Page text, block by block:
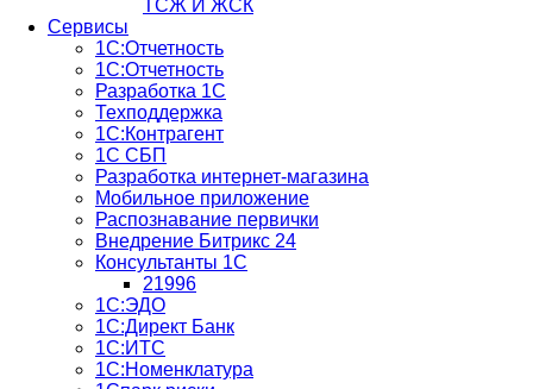
ТСЖ И ЖСК
Сервисы
1С:Отчетность
1С:Отчетность
Разработка 1С
Техподдержка
1С:Контрагент
1С СБП
Разработка интернет-магазина
Мобильное приложение
Распознавание первички
Внедрение Битрикс 24
Консультанты 1С
21996
1С:ЭДО
1С:Директ Банк
1С:ИТС
1С:Номенклатура